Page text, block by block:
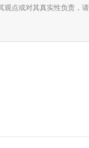
观点或对其真实性负责，